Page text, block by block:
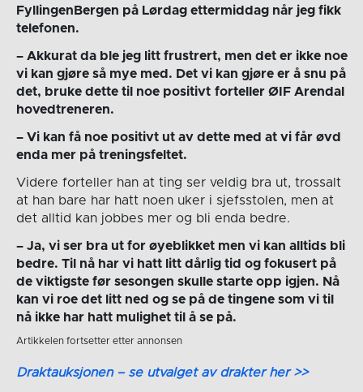
FyllingenBergen på Lørdag ettermiddag når jeg fikk
telefonen.
– Akkurat da ble jeg litt frustrert, men det er ikke noe
vi kan gjøre så mye med. Det vi kan gjøre er å snu på
det, bruke dette til noe positivt forteller ØIF Arendal
hovedtreneren.
– Vi kan få noe positivt ut av dette med at vi får øvd
enda mer på treningsfeltet.
Videre forteller han at ting ser veldig bra ut, trossalt
at han bare har hatt noen uker i sjefsstolen, men at
det alltid kan jobbes mer og bli enda bedre.
– Ja, vi ser bra ut for øyeblikket men vi kan alltids bli
bedre. Til nå har vi hatt litt dårlig tid og fokusert på
de viktigste før sesongen skulle starte opp igjen. Nå
kan vi roe det litt ned og se på de tingene som vi til
nå ikke har hatt mulighet til å se på.
Artikkelen fortsetter etter annonsen
Draktauksjonen – se utvalget av drakter her >>